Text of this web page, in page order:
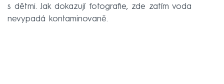
s dětmi. Jak dokazují fotografie, zde zatím voda
nevypadá kontaminovaně.